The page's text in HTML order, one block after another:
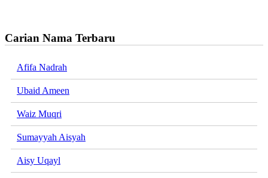
Carian Nama Terbaru
Afifa Nadrah
Ubaid Ameen
Waiz Muqri
Sumayyah Aisyah
Aisy Uqayl